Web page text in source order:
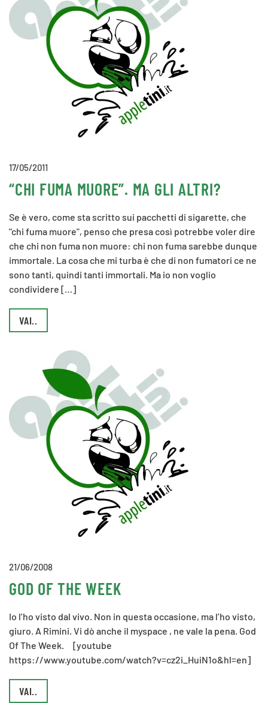
17/05/2011
“CHI FUMA MUORE”. MA GLI ALTRI?
Se è vero, come sta scritto sui pacchetti di sigarette, che
"chi fuma muore", penso che presa così potrebbe voler dire
che chi non fuma non muore: chi non fuma sarebbe dunque
immortale. La cosa che mi turba è che di non fumatori ce ne
sono tanti, quindi tanti immortali. Ma io non voglio
condividere […]
VAI..
21/06/2008
GOD OF THE WEEK
Io l’ho visto dal vivo. Non in questa occasione, ma l’ho visto,
giuro. A Rimini. Vi dò anche il myspace , ne vale la pena. God
Of The Week. [youtube
https://www.youtube.com/watch?v=cz2i_HuiN1o&hl=en]
VAI..